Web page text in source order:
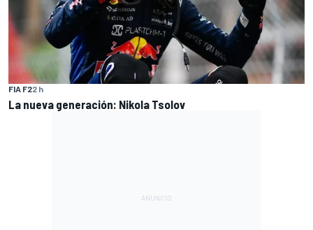
FIA F22 h
La nueva generación: Nikola Tsolov